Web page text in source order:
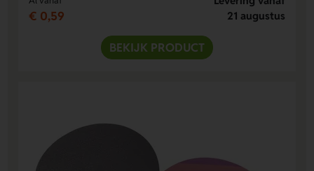
€ 0,59
21 augustus
BEKIJK PRODUCT